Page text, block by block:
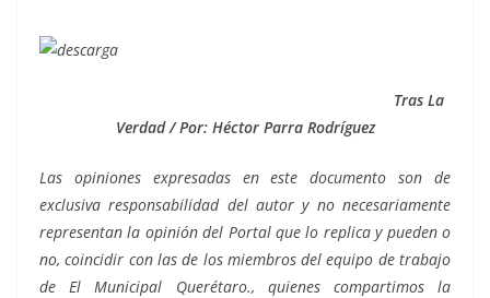
Tras La
Verdad / Por: Héctor Parra Rodríguez
Las opiniones expresadas en este documento son de
exclusiva responsabilidad del autor y no necesariamente
representan la opinión del Portal que lo replica y pueden o
no, coincidir con las de los miembros del equipo de trabajo
de El Municipal Querétaro., quienes compartimos la